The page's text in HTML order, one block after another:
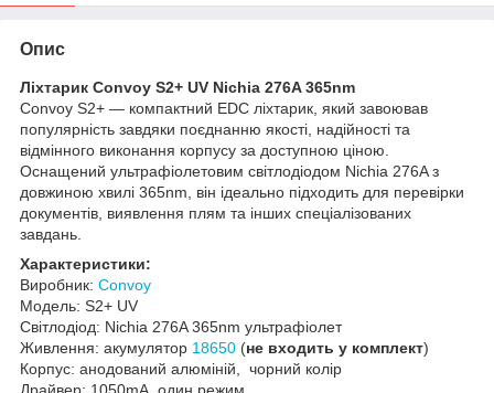
Опис
Ліхтарик Convoy S2+ UV Nichia 276A 365nm
Convoy S2+ — компактний EDC ліхтарик, який завоював
популярність завдяки поєднанню якості, надійності та
відмінного виконання корпусу за доступною ціною.
Оснащений ультрафіолетовим світлодіодом Nichia 276A з
довжиною хвилі 365nm, він ідеально підходить для перевірки
документів, виявлення плям та інших спеціалізованих
завдань.
Характеристики:
Виробник: Convoy
Модель: S2+ UV
Світлодіод: Nichia 276A 365nm ультрафіолет
Живлення: акумулятор 18650 (не входить у комплект)
Корпус: анодований алюміній, чорний колір
Драйвер: 1050mA, один режим